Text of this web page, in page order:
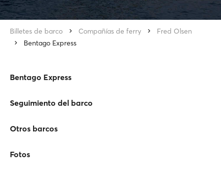
Billetes de barco Compañías de ferry
Fred Olsen
Bentago Express
Bentago Express
Seguimiento del barco
Otros barcos
Fotos